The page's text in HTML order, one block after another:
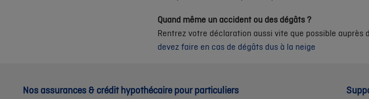
Quand même un accident ou des dégâts ?
Rentrez votre déclaration aussi vite que possible auprès
devez faire en cas de dégâts dus à la neige
Nos assurances & crédit hypothécaire pour particuliers